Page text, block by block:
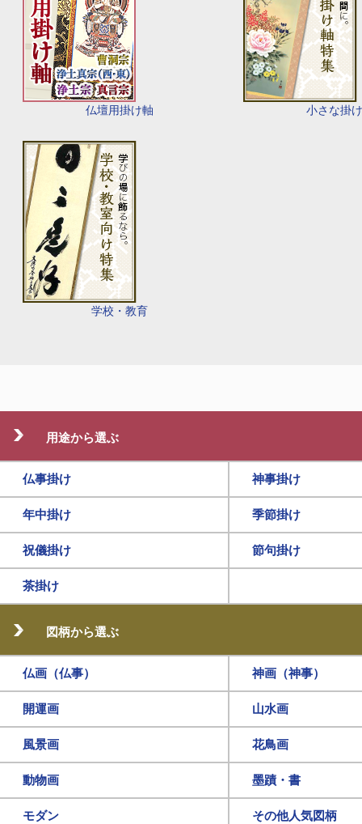
仏壇用掛け軸 小さな掛
学校・教育
用途から選ぶ
仏事掛け 神事掛け
年中掛け 季節掛け
祝儀掛け 節句掛け
茶掛け
図柄から選ぶ
仏画（仏事） 神画（神事）
開運画 山水画
風景画 花鳥画
動物画 墨蹟・書
モダン その他人気図柄